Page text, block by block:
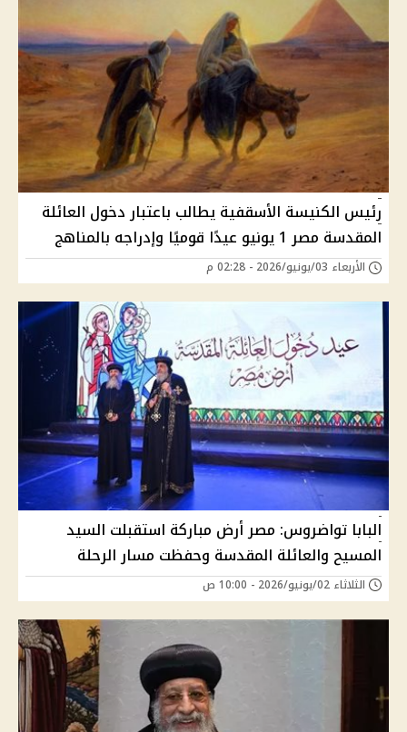
رئيس الكنيسة الأسقفية يطالب باعتبار دخول العائلة
المقدسة مصر 1 يونيو عيدًا قوميًا وإدراجه بالمناهج
الأربعاء 03/يونيو/2026 - 02:28 م
البابا تواضروس: مصر أرض مباركة استقبلت السيد
المسيح والعائلة المقدسة وحفظت مسار الرحلة
الثلاثاء 02/يونيو/2026 - 10:00 ص